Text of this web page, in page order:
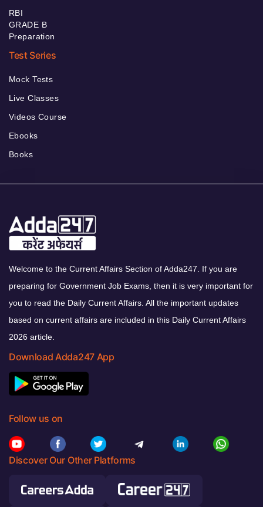
RBI
GRADE B
Preparation
Test Series
Mock Tests
Live Classes
Videos Course
Ebooks
Books
Welcome to the Current Affairs Section of Adda247. If you are
preparing for Government Job Exams, then it is very important for
you to read the Daily Current Affairs. All the important updates
based on current affairs are included in this Daily Current Affairs
2026 article.
Download Adda247 App
Follow us on
Discover Our Other Platforms